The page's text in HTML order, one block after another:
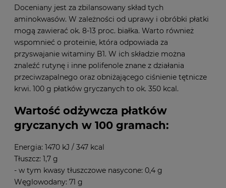
Doceniany jest za zbilansowany skład tych
aminokwasów. W zależności od uprawy i obróbki płatki
mogą zawierać ok. 8-13 proc. białka. Warto również
wspomnieć o proteinie, która odpowiada za
przyswajanie witaminy B1. W ich składzie można
znaleźć rutynę i inne polifenole znane z działania
przeciwzapalnego oraz obniżającego ciśnienie tętnicze
krwi. 100 g płatków gryczanych to ok. 350 kcal.
Wartość odżywcza płatków
gryczanych w 100 gramach:
Energia: 1470 kJ / 347 kcal
Tłuszcz: 1,7 g
- w tym kwasy tłuszczowe nasycone: 0,4 g
Węglowodany: 71 g